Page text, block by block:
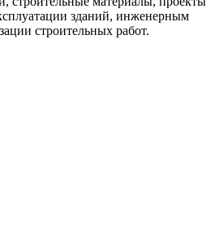
зданий, инженерным
строительных работ.